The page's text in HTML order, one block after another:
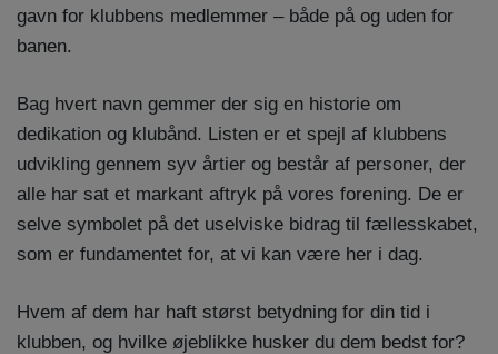
gavn for klubbens medlemmer – både på og uden for
banen.
Bag hvert navn gemmer der sig en historie om
dedikation og klubånd. Listen er et spejl af klubbens
udvikling gennem syv årtier og består af personer, der
alle har sat et markant aftryk på vores forening. De er
selve symbolet på det uselviske bidrag til fællesskabet,
som er fundamentet for, at vi kan være her i dag.
Hvem af dem har haft størst betydning for din tid i
klubben, og hvilke øjeblikke husker du dem bedst for?